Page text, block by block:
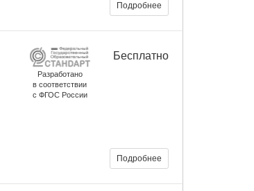
Подробнее
Разработано
в соответствии
с ФГОС России
Бесплатно
Подробнее